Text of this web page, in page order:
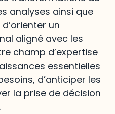
analyses ainsi que
un
aligné avec les
champ d’expertise
essentielles
d’anticiper les
la prise de décision